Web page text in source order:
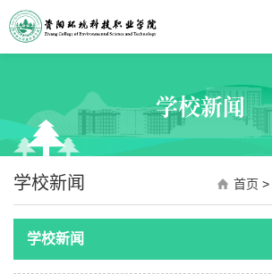
学校新闻
学校新闻 首页 >
学校新闻